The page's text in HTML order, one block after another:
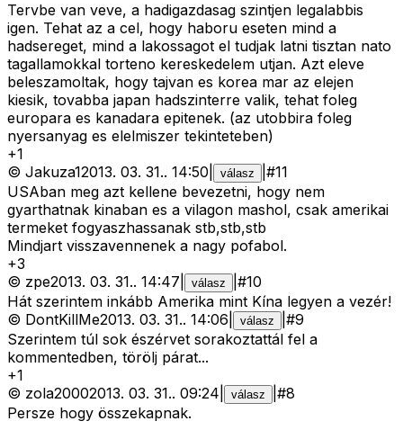
Tervbe van veve, a hadigazdasag szintjen legalabbis
igen. Tehat az a cel, hogy haboru eseten mind a
hadsereget, mind a lakossagot el tudjak latni tisztan nato
tagallamokkal torteno kereskedelem utjan. Azt eleve
beleszamoltak, hogy tajvan es korea mar az elejen
kiesik, tovabba japan hadszinterre valik, tehat foleg
europara es kanadara epitenek. (az utobbira foleg
nyersanyag es elelmiszer tekinteteben)
+1
© Jakuza12013. 03. 31.. 14:50 válasz #11
USAban meg azt kellene bevezetni, hogy nem
gyarthatnak kinaban es a vilagon mashol, csak amerikai
termeket fogyaszhassanak stb,stb,stb
Mindjart visszavennenek a nagy pofabol.
+3
© zpe2013. 03. 31.. 14:47 válasz #10
Hát szerintem inkább Amerika mint Kína legyen a vezér!
© DontKillMe2013. 03. 31.. 14:06 válasz #9
Szerintem túl sok észérvet sorakoztattál fel a
kommentedben, törölj párat...
+1
© zola20002013. 03. 31.. 09:24 válasz #8
Persze hogy összekapnak.